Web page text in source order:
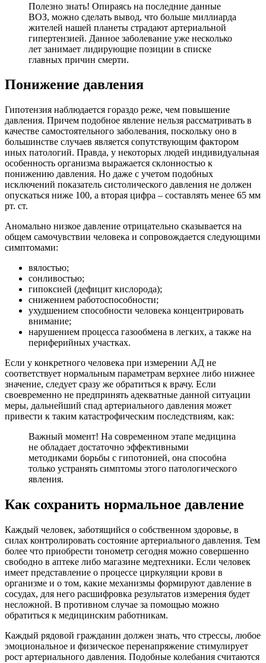
Полезно знать! Опираясь на последние данные
ВОЗ, можно сделать вывод, что больше миллиарда
жителей нашей планеты страдают артериальной
гипертензией. Данное заболевание уже несколько
лет занимает лидирующие позиции в списке
главных причин смерти.
Понижение давления
Гипотензия наблюдается гораздо реже, чем повышение
давления. Причем подобное явление нельзя рассматривать в
качестве самостоятельного заболевания, поскольку оно в
большинстве случаев является сопутствующим фактором
иных патологий. Правда, у некоторых людей индивидуальная
особенность организма выражается склонностью к
понижению давления. Но даже с учетом подобных
исключений показатель систолического давления не должен
опускаться ниже 100, а вторая цифра – составлять менее 65 мм
рт. ст.
Аномально низкое давление отрицательно сказывается на
общем самочувствии человека и сопровождается следующими
симптомами:
вялостью;
сонливостью;
гипоксией (дефицит кислорода);
снижением работоспособности;
ухудшением способности человека концентрировать
внимание;
нарушением процесса газообмена в легких, а также на
периферийных участках.
Если у конкретного человека при измерении АД не
соответствует нормальным параметрам верхнее либо нижнее
значение, следует сразу же обратиться к врачу. Если
своевременно не предпринять адекватные данной ситуации
меры, дальнейший спад артериального давления может
привести к таким катастрофическим последствиям, как:
Важный момент! На современном этапе медицина
не обладает достаточно эффективными
методиками борьбы с гипотонией, она способна
только устранять симптомы этого патологического
явления.
Как сохранить нормальное давление
Каждый человек, заботящийся о собственном здоровье, в
силах контролировать состояние артериального давления. Тем
более что приобрести тонометр сегодня можно совершенно
свободно в аптеке либо магазине медтехники. Если человек
имеет представление о процессе циркуляции крови в
организме и о том, какие механизмы формируют давление в
сосудах, для него расшифровка результатов измерения будет
несложной. В противном случае за помощью можно
обратиться к медицинским работникам.
Каждый рядовой гражданин должен знать, что стрессы, любое
эмоциональное и физическое перенапряжение стимулирует
рост артериального давления. Подобные колебания считаются